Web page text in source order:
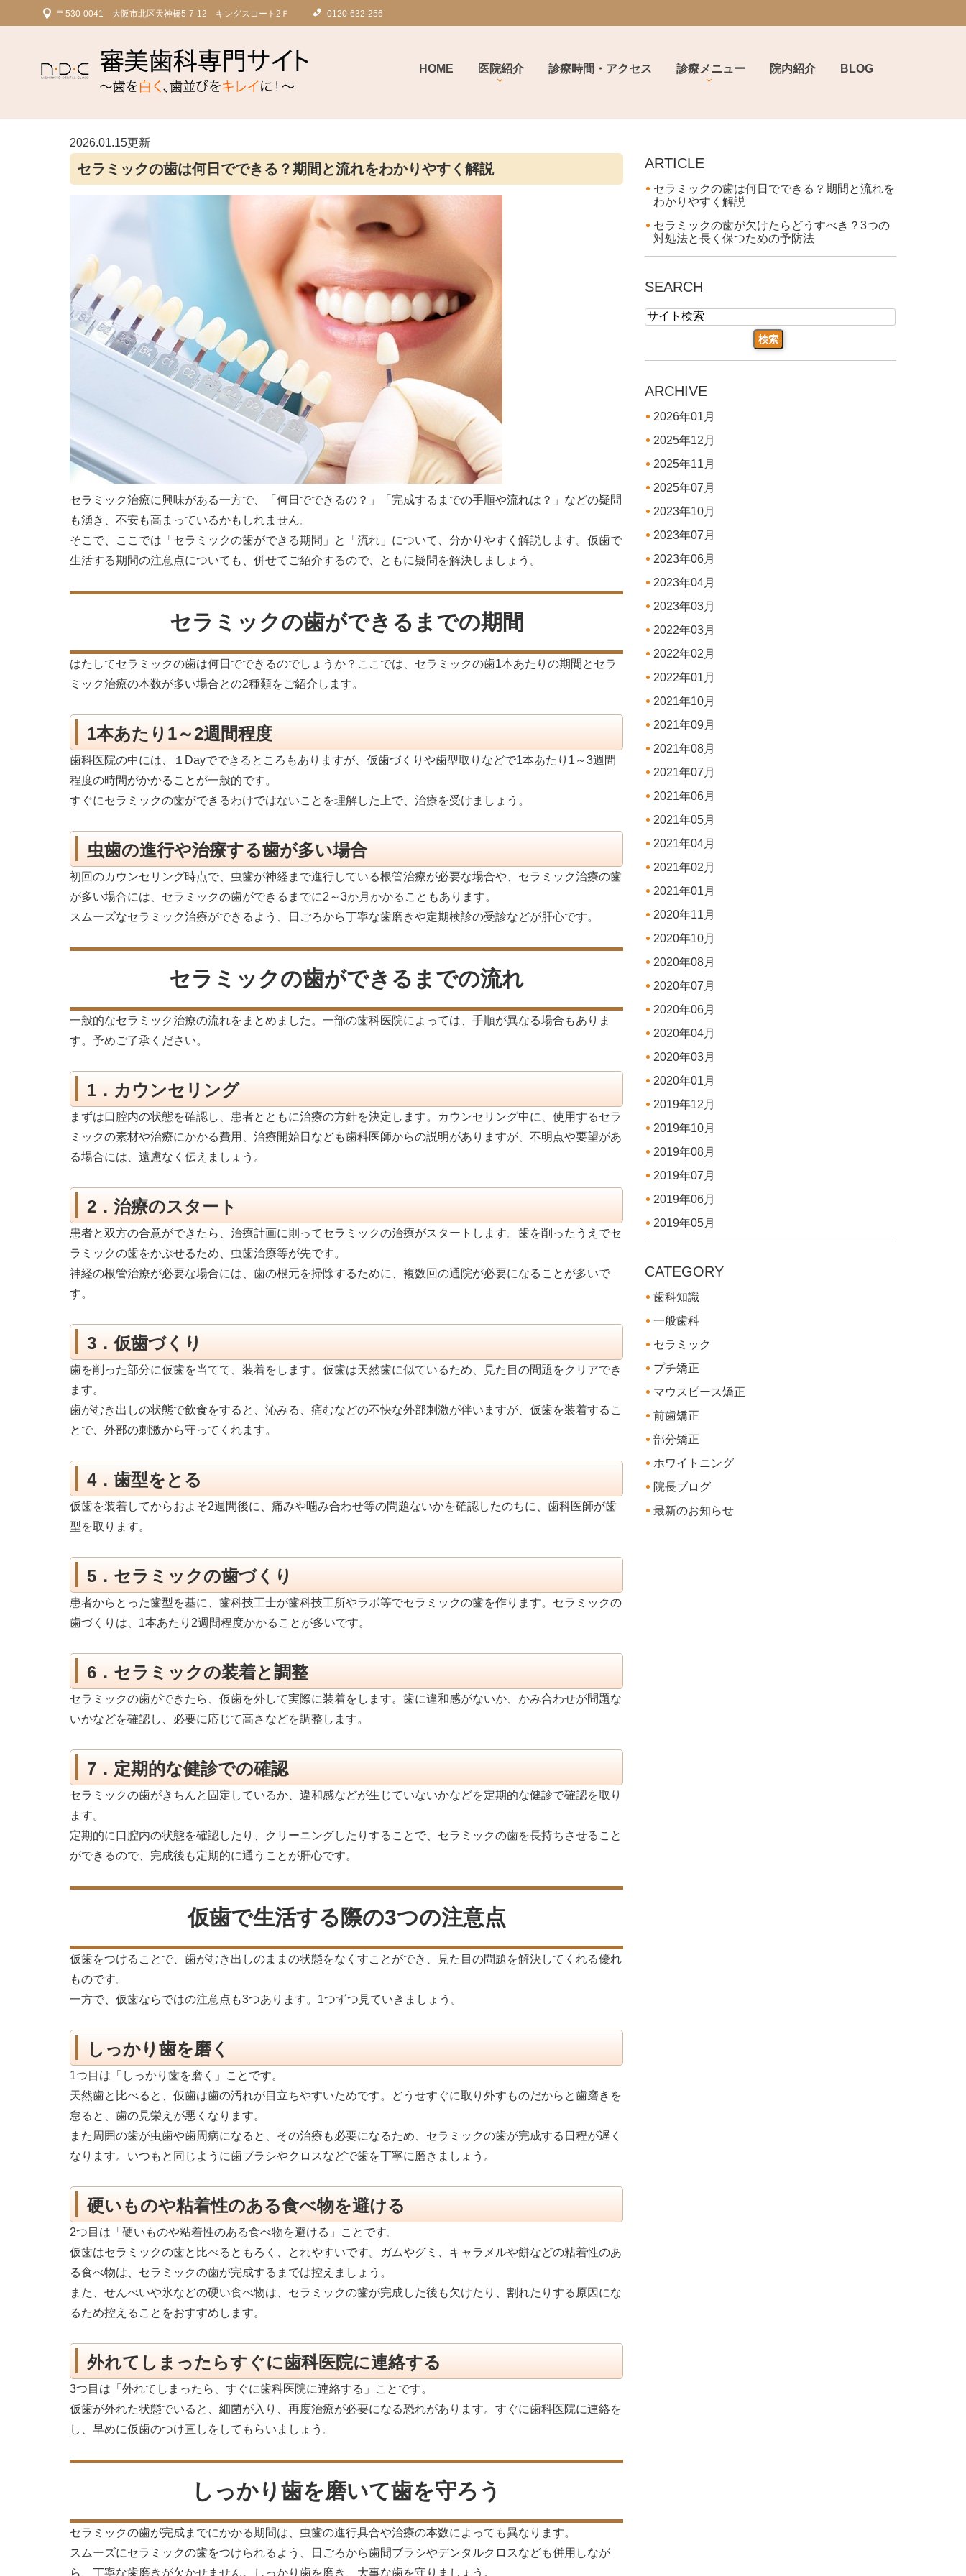
〒530-0041 大阪市北区天神橋5-7-12 キングスコート2Ｆ 0120-632-256
HOME 医院紹介 診療時間・アクセス 診療メニュー 院内紹介 BLOG
2026.01.15更新
セラミックの歯は何日でできる？期間と流れをわかりやすく解説
セラミック治療に興味がある一方で、「何日でできるの？」「完成するまでの手順や流れは？」などの疑問
も湧き、不安も高まっているかもしれません。
そこで、ここでは「セラミックの歯ができる期間」と「流れ」について、分かりやすく解説します。仮歯で
生活する期間の注意点についても、併せてご紹介するので、ともに疑問を解決しましょう。
セラミックの歯ができるまでの期間
はたしてセラミックの歯は何日でできるのでしょうか？ここでは、セラミックの歯1本あたりの期間とセラ
ミック治療の本数が多い場合との2種類をご紹介します。
1本あたり1～2週間程度
歯科医院の中には、１Dayでできるところもありますが、仮歯づくりや歯型取りなどで1本あたり1～3週間
程度の時間がかかることが一般的です。
すぐにセラミックの歯ができるわけではないことを理解した上で、治療を受けましょう。
虫歯の進行や治療する歯が多い場合
初回のカウンセリング時点で、虫歯が神経まで進行している根管治療が必要な場合や、セラミック治療の歯
が多い場合には、セラミックの歯ができるまでに2～3か月かかることもあります。
スムーズなセラミック治療ができるよう、日ごろから丁寧な歯磨きや定期検診の受診などが肝心です。
セラミックの歯ができるまでの流れ
一般的なセラミック治療の流れをまとめました。一部の歯科医院によっては、手順が異なる場合もありま
す。予めご了承ください。
1．カウンセリング
まずは口腔内の状態を確認し、患者とともに治療の方針を決定します。カウンセリング中に、使用するセラ
ミックの素材や治療にかかる費用、治療開始日なども歯科医師からの説明がありますが、不明点や要望があ
る場合には、遠慮なく伝えましょう。
2．治療のスタート
患者と双方の合意ができたら、治療計画に則ってセラミックの治療がスタートします。歯を削ったうえでセ
ラミックの歯をかぶせるため、虫歯治療等が先です。
神経の根管治療が必要な場合には、歯の根元を掃除するために、複数回の通院が必要になることが多いで
す。
3．仮歯づくり
歯を削った部分に仮歯を当てて、装着をします。仮歯は天然歯に似ているため、見た目の問題をクリアでき
ます。
歯がむき出しの状態で飲食をすると、沁みる、痛むなどの不快な外部刺激が伴いますが、仮歯を装着するこ
とで、外部の刺激から守ってくれます。
4．歯型をとる
仮歯を装着してからおよそ2週間後に、痛みや噛み合わせ等の問題ないかを確認したのちに、歯科医師が歯
型を取ります。
5．セラミックの歯づくり
患者からとった歯型を基に、歯科技工士が歯科技工所やラボ等でセラミックの歯を作ります。セラミックの
歯づくりは、1本あたり2週間程度かかることが多いです。
6．セラミックの装着と調整
セラミックの歯ができたら、仮歯を外して実際に装着をします。歯に違和感がないか、かみ合わせが問題な
いかなどを確認し、必要に応じて高さなどを調整します。
7．定期的な健診での確認
セラミックの歯がきちんと固定しているか、違和感などが生じていないかなどを定期的な健診で確認を取り
ます。
定期的に口腔内の状態を確認したり、クリーニングしたりすることで、セラミックの歯を長持ちさせること
ができるので、完成後も定期的に通うことが肝心です。
仮歯で生活する際の3つの注意点
仮歯をつけることで、歯がむき出しのままの状態をなくすことができ、見た目の問題を解決してくれる優れ
ものです。
一方で、仮歯ならではの注意点も3つあります。1つずつ見ていきましょう。
しっかり歯を磨く
1つ目は「しっかり歯を磨く」ことです。
天然歯と比べると、仮歯は歯の汚れが目立ちやすいためです。どうせすぐに取り外すものだからと歯磨きを
怠ると、歯の見栄えが悪くなります。
また周囲の歯が虫歯や歯周病になると、その治療も必要になるため、セラミックの歯が完成する日程が遅く
なります。いつもと同じように歯ブラシやクロスなどで歯を丁寧に磨きましょう。
硬いものや粘着性のある食べ物を避ける
2つ目は「硬いものや粘着性のある食べ物を避ける」ことです。
仮歯はセラミックの歯と比べるともろく、とれやすいです。ガムやグミ、キャラメルや餅などの粘着性のあ
る食べ物は、セラミックの歯が完成するまでは控えましょう。
また、せんべいや氷などの硬い食べ物は、セラミックの歯が完成した後も欠けたり、割れたりする原因にな
るため控えることをおすすめします。
外れてしまったらすぐに歯科医院に連絡する
3つ目は「外れてしまったら、すぐに歯科医院に連絡する」ことです。
仮歯が外れた状態でいると、細菌が入り、再度治療が必要になる恐れがあります。すぐに歯科医院に連絡を
し、早めに仮歯のつけ直しをしてもらいましょう。
しっかり歯を磨いて歯を守ろう
セラミックの歯が完成までにかかる期間は、虫歯の進行具合や治療の本数によっても異なります。
スムーズにセラミックの歯をつけられるよう、日ごろから歯間ブラシやデンタルクロスなども併用しなが
ら、丁寧な歯磨きが欠かせません。しっかり歯を磨き、大事な歯を守りましょう。
ARTICLE
セラミックの歯は何日でできる？期間と流れを
わかりやすく解説
セラミックの歯が欠けたらどうすべき？3つの
対処法と長く保つための予防法
SEARCH
ARCHIVE
2026年01月
2025年12月
2025年11月
2025年07月
2023年10月
2023年07月
2023年06月
2023年04月
2023年03月
2022年03月
2022年02月
2022年01月
2021年10月
2021年09月
2021年08月
2021年07月
2021年06月
2021年05月
2021年04月
2021年02月
2021年01月
2020年11月
2020年10月
2020年08月
2020年07月
2020年06月
2020年04月
2020年03月
2020年01月
2019年12月
2019年10月
2019年08月
2019年07月
2019年06月
2019年05月
CATEGORY
歯科知識
一般歯科
セラミック
プチ矯正
マウスピース矯正
前歯矯正
部分矯正
ホワイトニング
院長ブログ
最新のお知らせ